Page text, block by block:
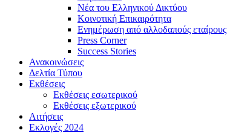
Νέα του Ελληνικού Δικτύου
Κοινοτική Επικαιρότητα
Ενημέρωση από αλλοδαπούς εταίρους
Press Corner
Success Stories
Ανακοινώσεις
Δελτία Τύπου
Εκθέσεις
Εκθέσεις εσωτερικού
Εκθέσεις εξωτερικού
Αιτήσεις
Εκλογές 2024